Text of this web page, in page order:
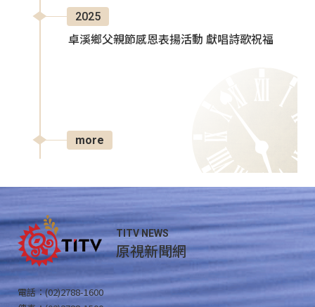
2025
卓溪鄉父親節感恩表揚活動 獻唱詩歌祝福
more
TITV NEWS
原視新聞網
電話：(02)2788-1600